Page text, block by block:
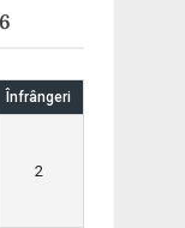
Înfrângeri
2